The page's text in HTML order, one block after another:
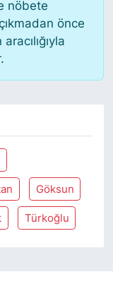
nöbete
önce
Göksun
Türkoğlu